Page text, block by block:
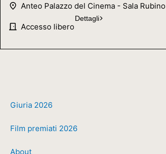
Anteo Palazzo del Cinema - Sala Rubino
Accesso libero
Dettagli
Giuria 2026
Film premiati 2026
About